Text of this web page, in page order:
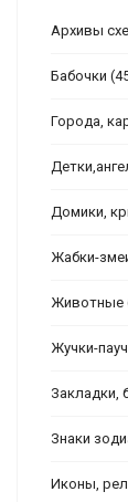
Архивы
Бабочки
Города,
Домики,
Жабки-
Животные
Жучки-
Закладки,
Знаки
Иконы,